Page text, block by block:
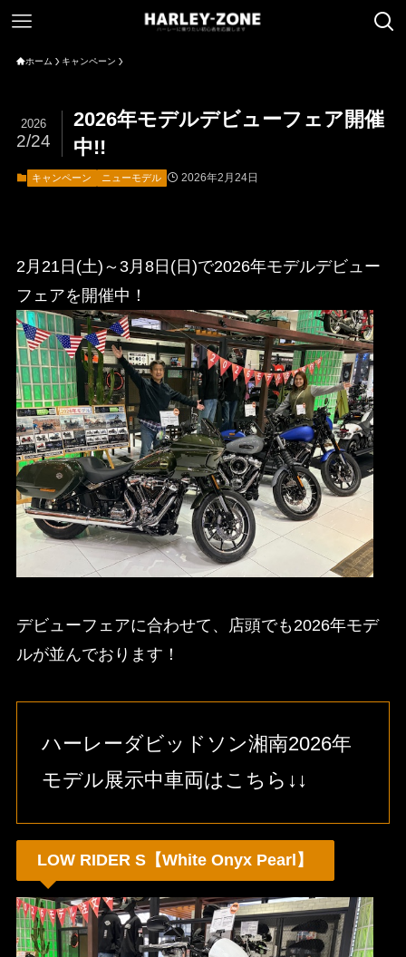
ホーム キャンペーン
2026年モデルデビューフェア開催
中!!
2026
2/24
キャンペーン ニューモデル 2026年2月24日
2月21日(土)～3月8日(日)で2026年モデルデビュー
フェアを開催中！
デビューフェアに合わせて、店頭でも2026年モデ
ルが並んでおります！
ハーレーダビッドソン湘南2026年
モデル展示中車両はこちら↓↓
LOW RIDER S【White Onyx Pearl】